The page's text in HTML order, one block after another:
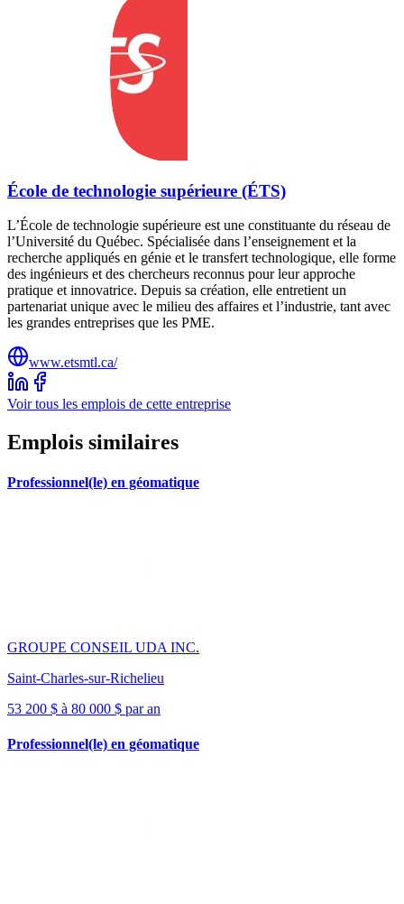
École de technologie supérieure (ÉTS)
L’École de technologie supérieure est une constituante du réseau de
l’Université du Québec. Spécialisée dans l’enseignement et la
recherche appliqués en génie et le transfert technologique, elle forme
des ingénieurs et des chercheurs reconnus pour leur approche
pratique et innovatrice. Depuis sa création, elle entretient un
partenariat unique avec le milieu des affaires et l’industrie, tant avec
les grandes entreprises que les PME.
www.etsmtl.ca/
Voir tous les emplois de cette entreprise
Emplois similaires
Professionnel(le) en géomatique
GROUPE CONSEIL UDA INC.
Saint-Charles-sur-Richelieu
53 200 $ à 80 000 $ par an
Professionnel(le) en géomatique